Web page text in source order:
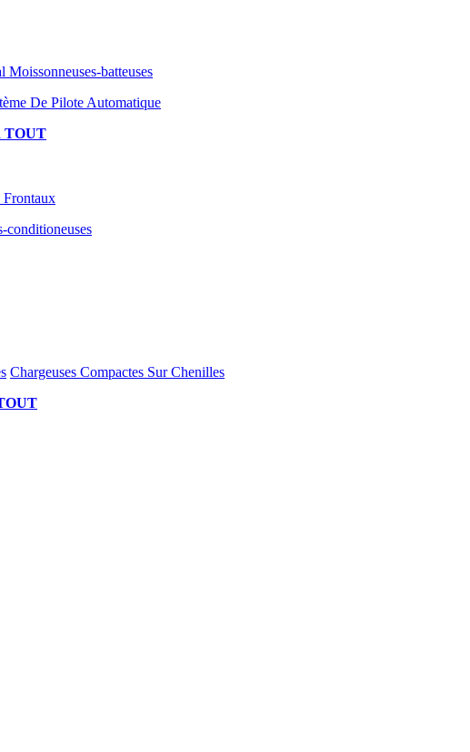
Moissonneuses-batteuses
De Pilote Automatique
TOUT
Frontaux
conditioneuses
Chargeuses Compactes Sur Chenilles